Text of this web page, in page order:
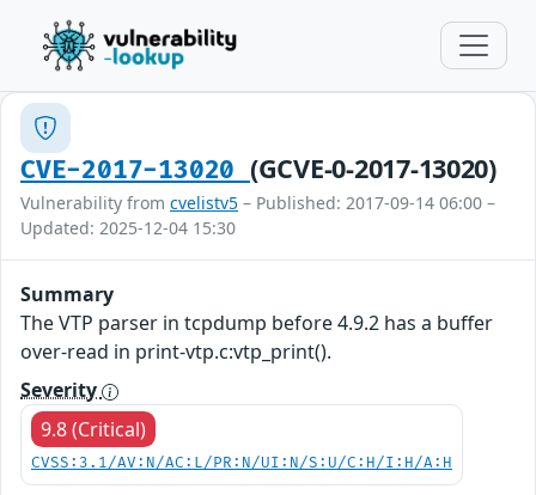
CVE-2017-13020 (GCVE-0-2017-13020)
Vulnerability from cvelistv5 – Published: 2017-09-14 06:00 –
Updated: 2025-12-04 15:30
Summary
The VTP parser in tcpdump before 4.9.2 has a buffer
over-read in print-vtp.c:vtp_print().
Severity
9.8 (Critical)
CVSS:3.1/AV:N/AC:L/PR:N/UI:N/S:U/C:H/I:H/A:H